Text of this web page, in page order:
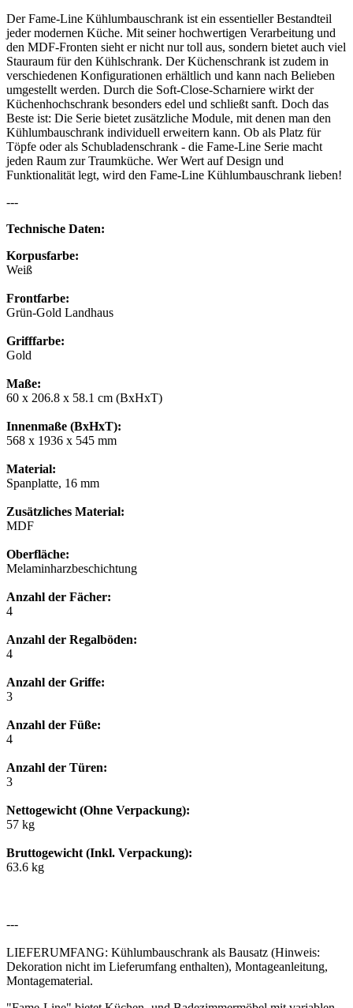
Der Fame-Line Kühlumbauschrank ist ein essentieller Bestandteil
jeder modernen Küche. Mit seiner hochwertigen Verarbeitung und
den MDF-Fronten sieht er nicht nur toll aus, sondern bietet auch viel
Stauraum für den Kühlschrank. Der Küchenschrank ist zudem in
verschiedenen Konfigurationen erhältlich und kann nach Belieben
umgestellt werden. Durch die Soft-Close-Scharniere wirkt der
Küchenhochschrank besonders edel und schließt sanft. Doch das
Beste ist: Die Serie bietet zusätzliche Module, mit denen man den
Kühlumbauschrank individuell erweitern kann. Ob als Platz für
Töpfe oder als Schubladenschrank - die Fame-Line Serie macht
jeden Raum zur Traumküche. Wer Wert auf Design und
Funktionalität legt, wird den Fame-Line Kühlumbauschrank lieben!
---
Technische Daten:
Korpusfarbe:
Weiß
Frontfarbe:
Grün-Gold Landhaus
Grifffarbe:
Gold
Maße:
60 x 206.8 x 58.1 cm (BxHxT)
Innenmaße (BxHxT):
568 x 1936 x 545 mm
Material:
Spanplatte, 16 mm
Zusätzliches Material:
MDF
Oberfläche:
Melaminharzbeschichtung
Anzahl der Fächer:
4
Anzahl der Regalböden:
4
Anzahl der Griffe:
3
Anzahl der Füße:
4
Anzahl der Türen:
3
Nettogewicht (Ohne Verpackung):
57 kg
Bruttogewicht (Inkl. Verpackung):
63.6 kg
---
LIEFERUMFANG: Kühlumbauschrank als Bausatz (Hinweis:
Dekoration nicht im Lieferumfang enthalten), Montageanleitung,
Montagematerial.